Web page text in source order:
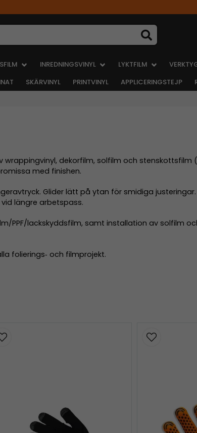
INREDNINGSVINYL LYKTFILM
SKÄRVINYL PRINTVINYL APPLICERINGSTEJP
dekorfilm, solfilm och stenskottsfilm
med finishen.
Glider lätt på ytan för smidiga justeringar.
längre arbetspass.
PPF/lackskyddsfilm, samt installation av solfilm
folierings‑ och filmprojekt.